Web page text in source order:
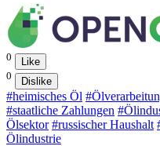
0
Like
0
Dislike
#heimisches Öl
#staatliche Zahlungen
Ölsektor #russischer Haushalt
Ölindustrie